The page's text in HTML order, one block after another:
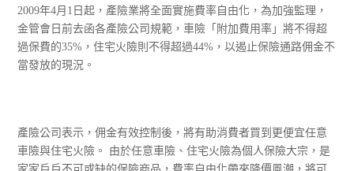
2009年4月1日起，產險業將全面實施費率自由化，為加強監理，
金管會日前去函各產險公司規範，車險「附加費用率」將不得超
過保費的35%，住宅火險則不得超過44%，以遏止保險通路佣金不
當發放的現況。
產險公司表示，佣金有效控制後，將有助消費者買到更便宜任意
車險與住宅火險。 由於任意車險、住宅火險為個人保險大宗，是